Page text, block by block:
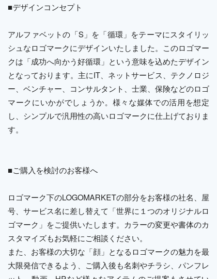
■デザインコンセプト
アルファベットの「S」を「循環」をテーマにスタイリッ
シュなロゴマークにデザインいたしました。このロゴマー
クは「成功へ向かう好循環」という意味を込めたデザイン
となっております。主にIT、ネットサービス、テクノロジ
ー、ベンチャー、コンサルタント、士業、保険などのロゴ
マークにいかがでしょうか。様々な媒体での活用を想定
し、シンプルで汎用性の高いロゴマークに仕上げておりま
す。
■ご購入を検討のお客様へ
ロゴマーク下のLOGOMARKETの部分をお客様の社名、屋
号、サービス名に差し替えて「世界に１つのオリジナルロ
ゴマーク」をご提供いたします。カラーの変更や書体のカ
スタマイズもお気軽にご相談ください。
また、お客様の大切な「顔」となるロゴマークの魅力を最
大限発信できるよう、ご購入後も名刺やチラシ、パンフレ